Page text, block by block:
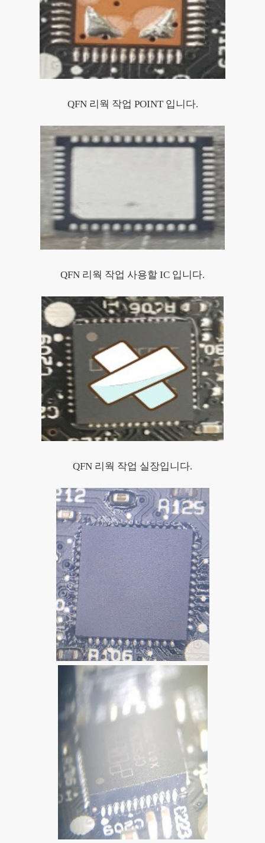
QFN 리웍 작업 POINT 입니다.
QFN 리웍 작업 사용할 IC 입니다.
QFN 리웍 작업 실장입니다.